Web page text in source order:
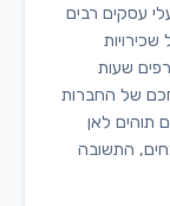
5 בני ברק בעלי עסקים רבים
שעות
של החברות
תוהים לאן
התשובה